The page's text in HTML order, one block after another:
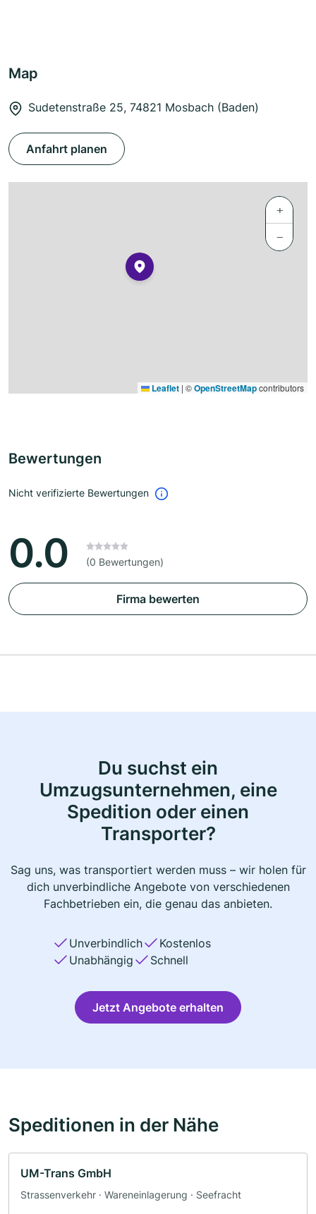
Map
Sudetenstraße 25, 74821 Mosbach (Baden)
Anfahrt planen
+
−
Leaflet | ©OpenStreetMapcontributors
Bewertungen
Nicht verifizierte Bewertungen
0.0 (0 Bewertungen)
Firma bewerten
Du suchst ein
Umzugsunternehmen, eine
Spedition oder einen
Transporter?
Sag uns, was transportiert werden muss – wir holen für
dich unverbindliche Angebote von verschiedenen
Fachbetrieben ein, die genau das anbieten.
Unverbindlich
Kostenlos
Unabhängig
Schnell
Jetzt Angebote erhalten
Speditionen in der Nähe
UM-Trans GmbH
Strassenverkehr · Wareneinlagerung · Seefracht